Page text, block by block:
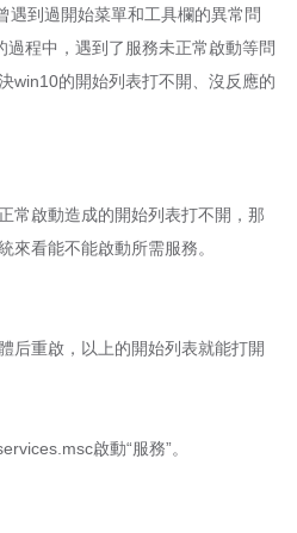
遇到過開始菜單和工具欄的異常問
程中，遇到了服務未正常啟動等問
win10的開始列表打不開、沒反應的
常啟動造成的開始列表打不開，那
來看能不能啟動所需服務。
后重啟，以上的開始列表就能打開
啟動“服務”。